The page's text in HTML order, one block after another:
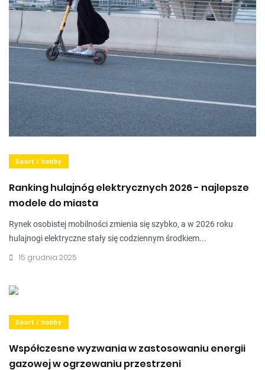
Sport i hobby
Ranking hulajnóg elektrycznych 2026 - najlepsze
modele do miasta
Rynek osobistej mobilności zmienia się szybko, a w 2026 roku
hulajnogi elektryczne stały się codziennym środkiem...
15 grudnia 2025
Sport i hobby
Współczesne wyzwania w zastosowaniu energii
gazowej w ogrzewaniu przestrzeni